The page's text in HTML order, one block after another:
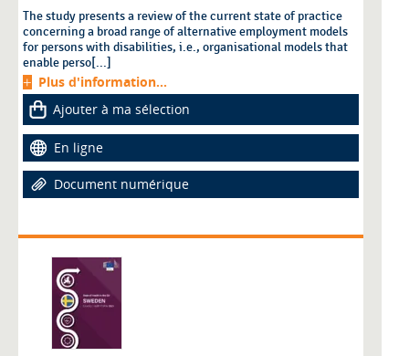
The study presents a review of the current state of practice
concerning a broad range of alternative employment models
for persons with disabilities, i.e., organisational models that
enable perso[...]
Plus d'information...
Ajouter à ma sélection
En ligne
Document numérique